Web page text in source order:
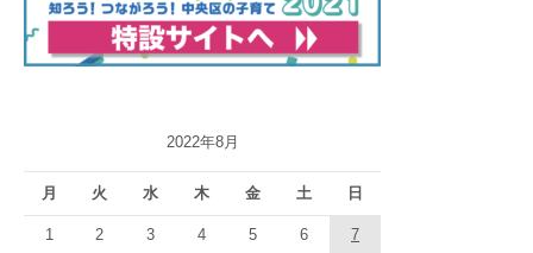
2022年8月
月 火 水 木 金 土 日
1 2 3 4 5 6 7